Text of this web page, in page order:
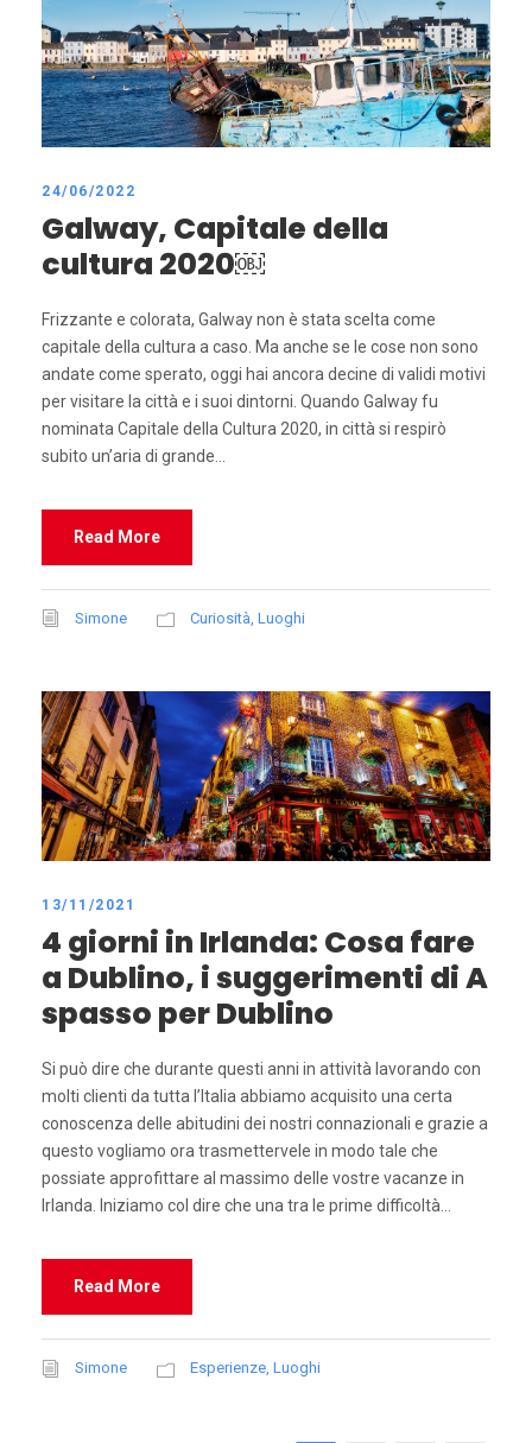
24/06/2022
Galway, Capitale della
cultura 2020￼
Frizzante e colorata, Galway non è stata scelta come
capitale della cultura a caso. Ma anche se le cose non sono
andate come sperato, oggi hai ancora decine di validi motivi
per visitare la città e i suoi dintorni. Quando Galway fu
nominata Capitale della Cultura 2020, in città si respirò
subito un’aria di grande...
Read More
Simone Curiosità Luoghi
13/11/2021
4 giorni in Irlanda: Cosa fare
a Dublino, i suggerimenti di A
spasso per Dublino
Si può dire che durante questi anni in attività lavorando con
molti clienti da tutta l’Italia abbiamo acquisito una certa
conoscenza delle abitudini dei nostri connazionali e grazie a
questo vogliamo ora trasmettervele in modo tale che
possiate approfittare al massimo delle vostre vacanze in
Irlanda. Iniziamo col dire che una tra le prime difficoltà...
Read More
Simone Esperienze, Luoghi